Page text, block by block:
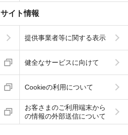
サイト情報
提供事業者等に関する表示
健全なサービスに向けて
Cookieの利用について
お客さまのご利用端末から
の情報の外部送信について